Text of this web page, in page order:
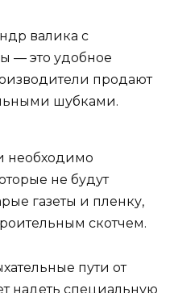
валика с
— это удобное
продают
шубками.
необходимо
не будут
газеты и пленку,
скотчем.
пути от
надеть специальную